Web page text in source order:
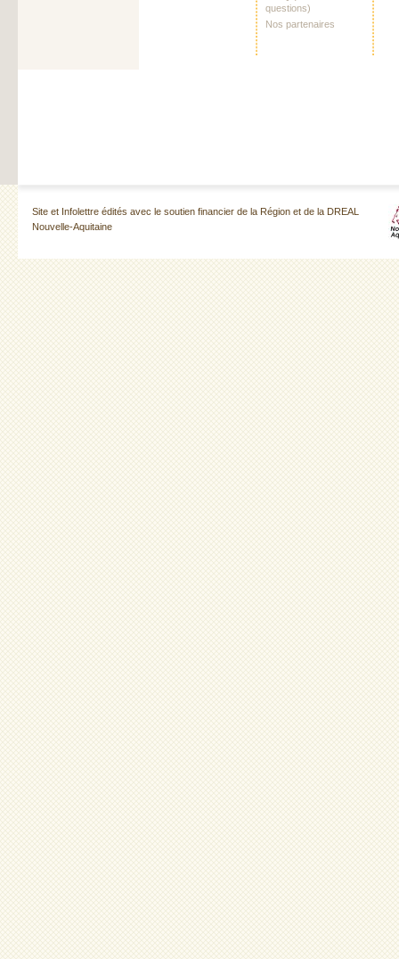
questions)
Nos partenaires
Site et Infolettre édités avec le soutien financier de la Région et de la DREAL
Nouvelle-Aquitaine